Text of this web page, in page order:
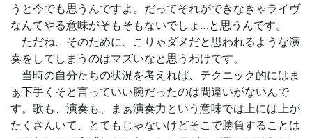
うと今でも思うんですよ。だってそれができなきゃライヴ
なんてやる意味がそもそもないでしょ…と思うんです。
ただね、そのために、こりゃダメだと思われるような演
奏をしてしまうのはマズいなと思うわけです。
当時の自分たちの状況を考えれば、テクニック的にはま
ぁ下手くそと言っていい腕だったのは間違いがないんで
す。歌も、演奏も、まぁ演奏力という意味では上には上が
たくさんいて、とてもじゃないけどそこで勝負することは